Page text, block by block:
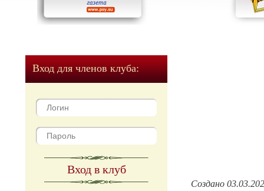
Вход для членов клуба:
Вход в клуб
Создано